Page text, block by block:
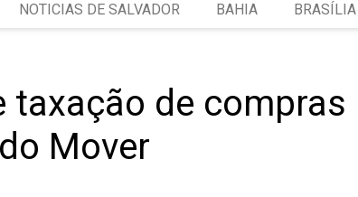
NOTICIAS DE SALVADOR BAHIA BRASÍLIA
taxação de compras
Mover